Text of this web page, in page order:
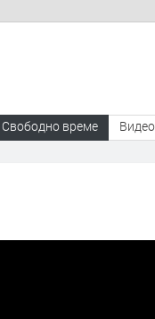
Свободно време Видео